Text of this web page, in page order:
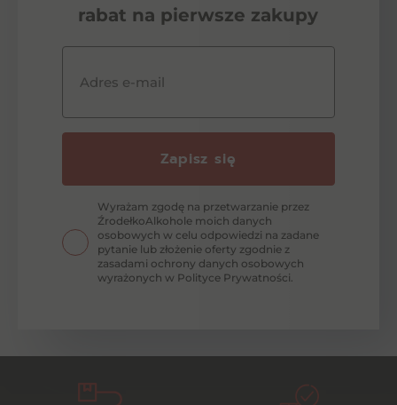
rabat na pierwsze zakupy
Adres e-mail
Zapisz się
Wyrażam zgodę na przetwarzanie przez
ŹrodełkoAlkohole moich danych
osobowych w celu odpowiedzi na zadane
pytanie lub złożenie oferty zgodnie z
zasadami ochrony danych osobowych
wyrażonych w Polityce Prywatności.